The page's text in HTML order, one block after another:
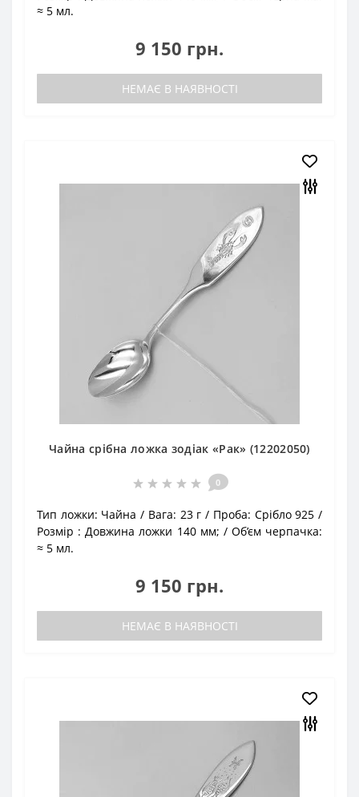
≈ 5 мл.
9 150 грн.
НЕМАЄ В НАЯВНОСТІ
Чайна срібна ложка зодіак «Рак» (12202050)
0
Тип ложки: Чайна Вага: 23 г Проба: Срібло 925
Розмір : Довжина ложки 140 мм;
Об’єм черпачка:
≈ 5 мл.
9 150 грн.
НЕМАЄ В НАЯВНОСТІ